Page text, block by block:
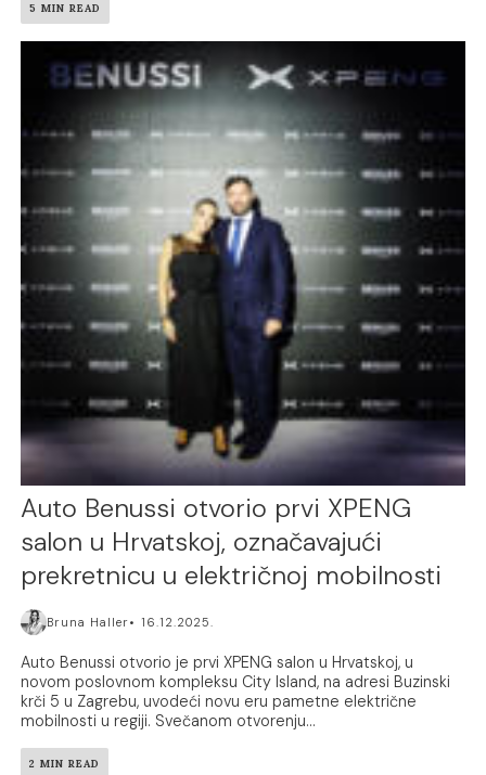
5 MIN READ
Auto Benussi otvorio prvi XPENG
salon u Hrvatskoj, označavajući
prekretnicu u električnoj mobilnosti
Bruna Haller 16.12.2025.
Auto Benussi otvorio je prvi XPENG salon u Hrvatskoj, u
novom poslovnom kompleksu City Island, na adresi Buzinski
krči 5 u Zagrebu, uvodeći novu eru pametne električne
mobilnosti u regiji. Svečanom otvorenju...
2 MIN READ